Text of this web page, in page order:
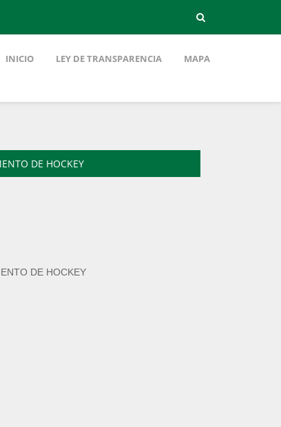
INICIO LEY DE TRANSPARENCIA MAPA
DE HOCKEY
DE HOCKEY